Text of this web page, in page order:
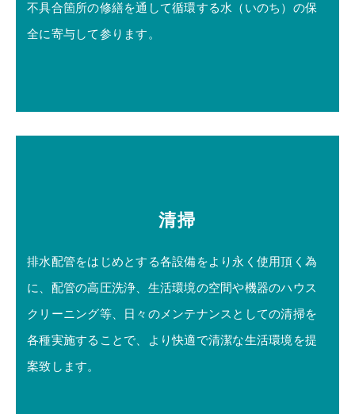
不具合箇所の修繕を通して循環する水（いのち）の保
全に寄与して参ります。
清掃
排水配管をはじめとする各設備をより永く使用頂く為
に、配管の高圧洗浄、生活環境の空間や機器のハウス
クリーニング等、日々のメンテナンスとしての清掃を
各種実施することで、より快適で清潔な生活環境を提
案致します。